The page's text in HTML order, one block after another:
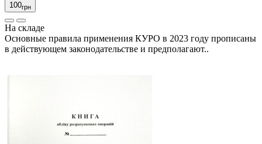
100грн
На складе
Основные правила применения КУРО в 2023 году прописаны
в действующем законодательстве и предполагают..